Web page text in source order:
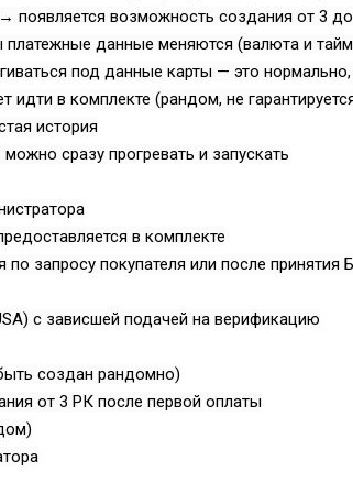
появляется возможность создания от 3
платежные данные меняются (валюта и
под данные карты — это
идти в комплекте (рандом, не
история
сразу прогревать и запускать
в комплекте
по запросу покупателя или после принятия
с зависшей подачей на верификацию
создан рандомно)
от 3 РК после первой оплаты